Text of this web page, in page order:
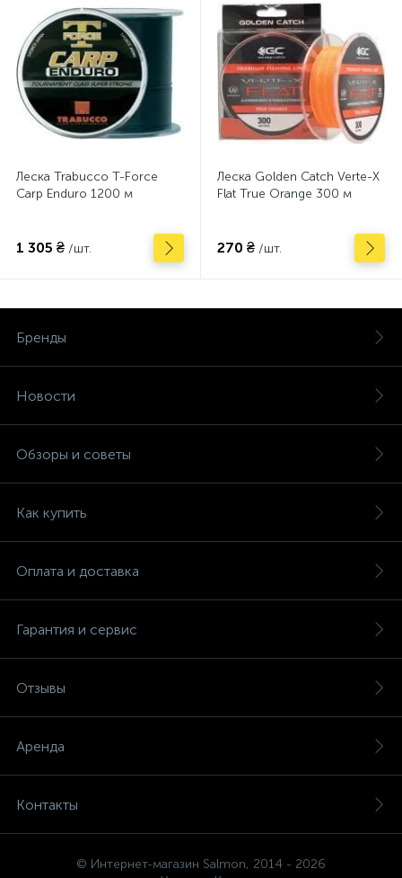
Леска Trabucco T-Force
Carp Enduro 1200 м
1 305 ₴ /шт.
Леска Golden Catch Verte-X
Flat True Orange 300 м
270 ₴ /шт.
Бренды
Новости
Обзоры и советы
Как купить
Оплата и доставка
Гарантия и сервис
Отзывы
Аренда
Контакты
© Интернет-магазин Salmon, 2014 - 2026